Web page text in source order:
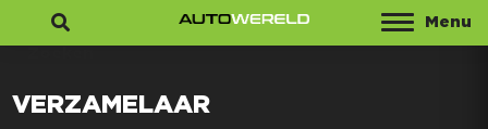
Menu
VERZAMELAAR